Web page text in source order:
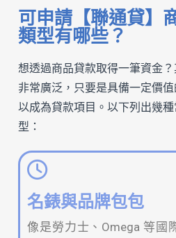
可申請【聯通貸】
類型有哪些？
想透過商品貸款取得一筆資金
非常廣泛，只要是具備一定價
以成為貸款項目。以下列出幾
型：
名錶與品牌包包
像是勞力士、Omega 等國